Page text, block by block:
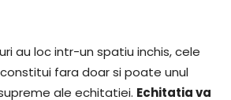
au loc intr-un spatiu inchis, cele
fara doar si poate unul
ale echitatiei. Echitatia va